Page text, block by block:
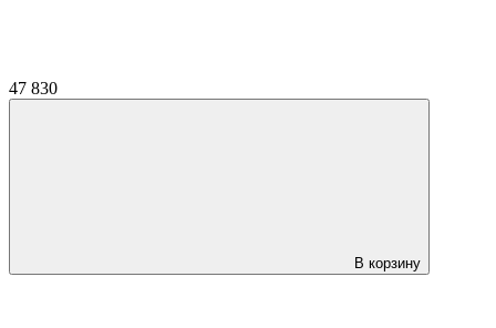
47 830
В корзину